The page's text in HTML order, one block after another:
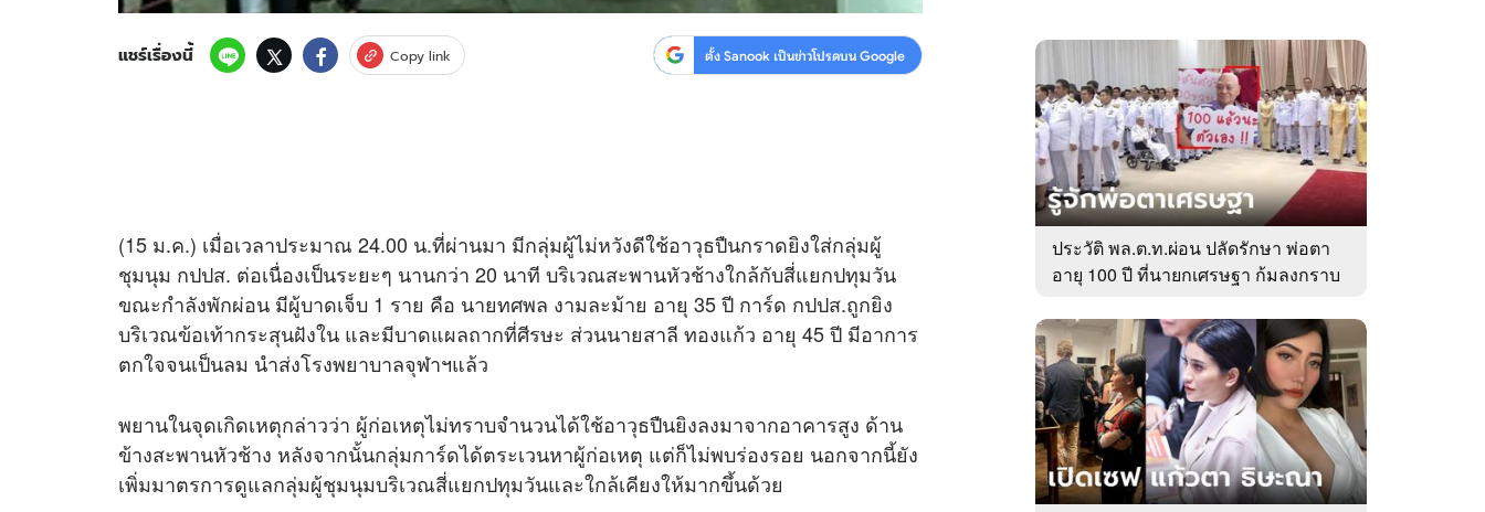
แชร์เรื่องนี้ Copy link ตั้ง Sanook เป็นข่าวโปรดบน Google
(15 ม.ค.) เมื่อเวลาประมาณ 24.00 น.ที่ผ่านมา มีกลุ่มผู้ไม่หวังดีใช้อาวุธปืนกราดยิงใส่กลุ่มผู้
ชุมนุม กปปส. ต่อเนื่องเป็นระยะๆ นานกว่า 20 นาที บริเวณสะพานหัวช้างใกล้กับสี่แยกปทุมวัน
ขณะกำลังพักผ่อน มีผู้บาดเจ็บ 1 ราย คือ นายทศพล งามละม้าย อายุ 35 ปี การ์ด กปปส.ถูกยิง
บริเวณข้อเท้ากระสุนฝังใน และมีบาดแผลถากที่ศีรษะ ส่วนนายสาลี ทองแก้ว อายุ 45 ปี มีอาการ
ตกใจจนเป็นลม นำส่งโรงพยาบาลจุฬาฯแล้ว
พยานในจุดเกิดเหตุกล่าวว่า ผู้ก่อเหตุไม่ทราบจำนวนได้ใช้อาวุธปืนยิงลงมาจากอาคารสูง ด้าน
ข้างสะพานหัวช้าง หลังจากนั้นกลุ่มการ์ดได้ตระเวนหาผู้ก่อเหตุ แต่ก็ไม่พบร่องรอย นอกจากนี้ยัง
เพิ่มมาตรการดูแลกลุ่มผู้ชุมนุมบริเวณสี่แยกปทุมวันและใกล้เคียงให้มากขึ้นด้วย
ประวัติ พล.ต.ท.ผ่อน ปลัดรักษา พ่อตา
อายุ 100 ปี ที่นายกเศรษฐา ก้มลงกราบ